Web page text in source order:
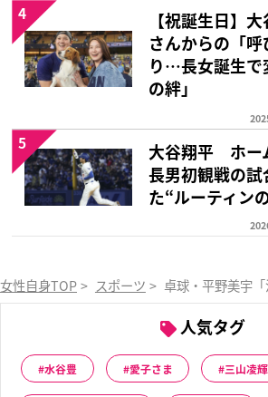
【祝誕生日】
さんからの「
り…長女誕生で
の絆」
4
大谷翔平 ホー
長男初観戦の
た“ルーティン
5
女性自身TOP > スポーツ > 卓球・平野美宇
人気タグ
水谷豊 愛子さま 三山凌輝